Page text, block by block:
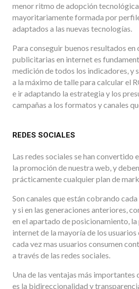
menor ritmo de adopción
mayoritariamente formada por
adaptados a las nuevas tecnologías.
Para conseguir buenos resultados en
publicitarias en internet es
medición de todos los indicadores, y
a la máximo de talle para calcular el
e ir adaptando la estrategia y los
campañas a los formatos y canales
REDES SOCIALES
Las redes sociales se han convertido
la promoción de nuestra web, y
prácticamente cualquier plan de
Son canales que están cobrando
y si en las generaciones anteriores,
en el apartado de posicionamiento,
internet de la mayoría de los
cada vez mas usuarios consumen
a través de las redes sociales.
Una de las ventajas más importantes
es la bidireccionalidad y